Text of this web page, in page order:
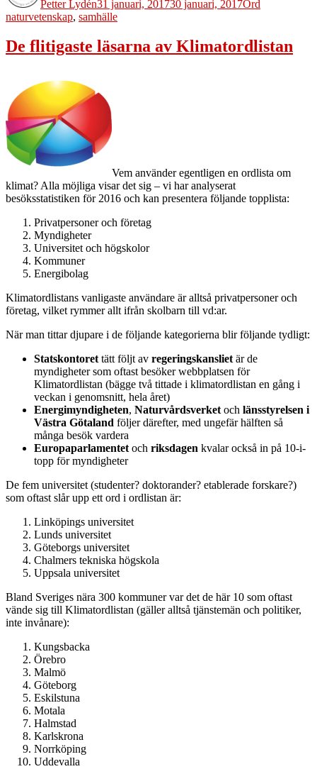
Petter Lydén31 januari, 201730 januari, 2017Ord
naturvetenskap, samhälle
De flitigaste läsarna av Klimatordlistan
Vem använder egentligen en ordlista om
klimat? Alla möjliga visar det sig – vi har analyserat
besöksstatistiken för 2016 och kan presentera följande topplista:
Privatpersoner och företag
Myndigheter
Universitet och högskolor
Kommuner
Energibolag
Klimatordlistans vanligaste användare är alltså privatpersoner och
företag, vilket rymmer allt ifrån skolbarn till vd:ar.
När man tittar djupare i de följande kategorierna blir följande tydligt:
Statskontoret tätt följt av regeringskansliet är de
myndigheter som oftast besöker webbplatsen för
Klimatordlistan (bägge två tittade i klimatordlistan en gång i
veckan i genomsnitt, hela året)
Energimyndigheten, Naturvårdsverket och länsstyrelsen i
Västra Götaland följer därefter, med ungefär hälften så
många besök vardera
Europaparlamentet och riksdagen kvalar också in på 10-i-
topp för myndigheter
De fem universitet (studenter? doktorander? etablerade forskare?)
som oftast slår upp ett ord i ordlistan är:
Linköpings universitet
Lunds universitet
Göteborgs universitet
Chalmers tekniska högskola
Uppsala universitet
Bland Sveriges nära 300 kommuner var det de här 10 som oftast
vände sig till Klimatordlistan (gäller alltså tjänstemän och politiker,
inte invånare):
Kungsbacka
Örebro
Malmö
Göteborg
Eskilstuna
Motala
Halmstad
Karlskrona
Norrköping
Uddevalla